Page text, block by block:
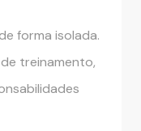
forma isolada.
treinamento,